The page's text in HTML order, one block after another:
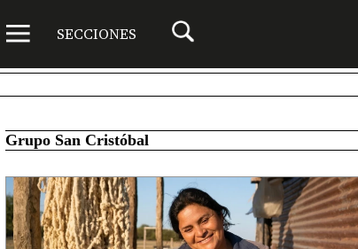
SECCIONES
Grupo San Cristóbal